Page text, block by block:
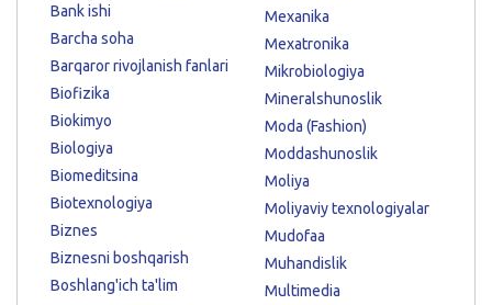
Bank ishi
Barcha soha
Barqaror rivojlanish fanlari
Biofizika
Biokimyo
Biologiya
Biomeditsina
Biotexnologiya
Biznes
Biznesni boshqarish
Boshlang'ich ta'lim
Mexanika
Mexatronika
Mikrobiologiya
Mineralshunoslik
Moda (Fashion)
Moddashunoslik
Moliya
Moliyaviy texnologiyalar
Mudofaa
Muhandislik
Multimedia